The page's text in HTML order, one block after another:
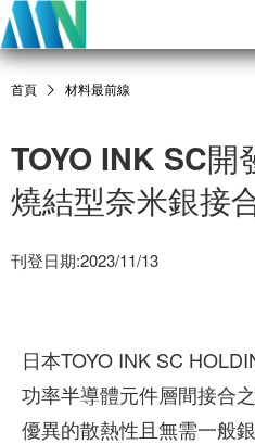
首頁 材料最前線
TOYO INK SC開
燒結型奈米銀接
刊登日期:2023/11/13
日本TOYO INK SC
功率半導體元件層間接合
優異的散熱性且無需一般